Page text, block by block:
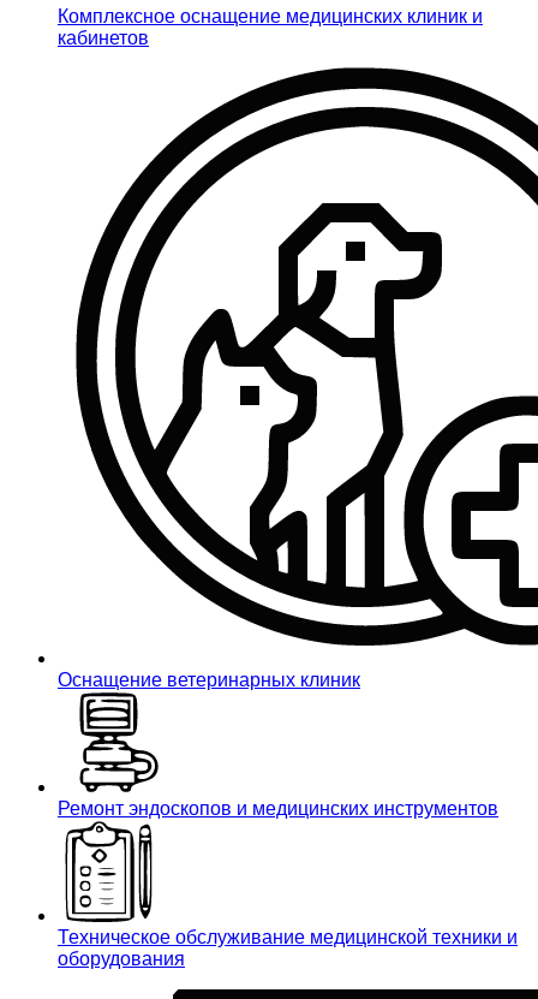
Комплексное оснащение медицинских клиник и
кабинетов
Оснащение ветеринарных клиник
Ремонт эндоскопов и медицинских инструментов
Техническое обслуживание медицинской техники и
оборудования